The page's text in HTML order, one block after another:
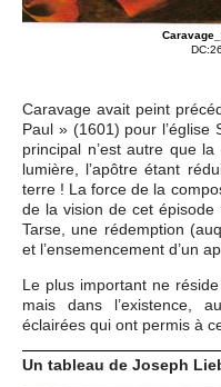
Caravage avait peint
Paul » (1601) pour
principal n’est autre que
lumière, l’apôtre étant
terre ! La force de la
de la vision de cet
Tarse, une rédemption
et l’ensemencement d’un
Le plus important ne
mais dans l’existence,
éclairées qui ont permis à
Un tableau de Joseph